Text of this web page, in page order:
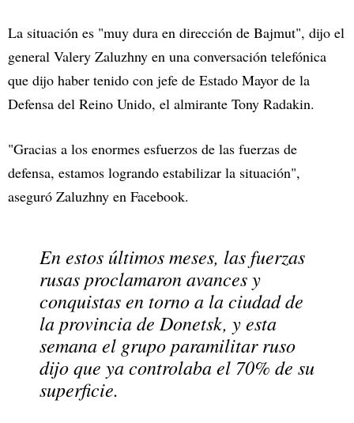
La situación es "muy dura en dirección de Bajmut", dijo el
general Valery Zaluzhny en una conversación telefónica
que dijo haber tenido con jefe de Estado Mayor de la
Defensa del Reino Unido, el almirante Tony Radakin.
"Gracias a los enormes esfuerzos de las fuerzas de
defensa, estamos logrando estabilizar la situación",
aseguró Zaluzhny en Facebook.
En estos últimos meses, las fuerzas
rusas proclamaron avances y
conquistas en torno a la ciudad de
la provincia de Donetsk, y esta
semana el grupo paramilitar ruso
dijo que ya controlaba el 70% de su
superficie.